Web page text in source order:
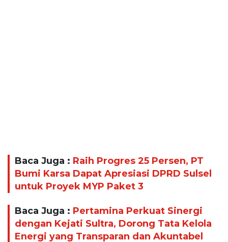
Baca Juga : Raih Progres 25 Persen, PT
Bumi Karsa Dapat Apresiasi DPRD Sulsel
untuk Proyek MYP Paket 3
Baca Juga : Pertamina Perkuat Sinergi
dengan Kejati Sultra, Dorong Tata Kelola
Energi yang Transparan dan Akuntabel